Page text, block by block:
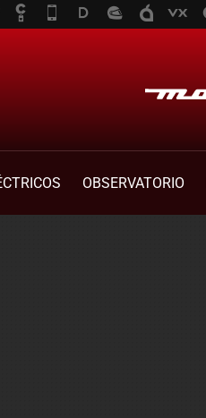
OBSERVATORIO